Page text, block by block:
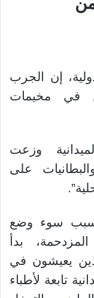
إن الجرب
في مخيمات
وزعت
على
سوء وضع
بدأ
يعيشون في
تابعة لأطباء